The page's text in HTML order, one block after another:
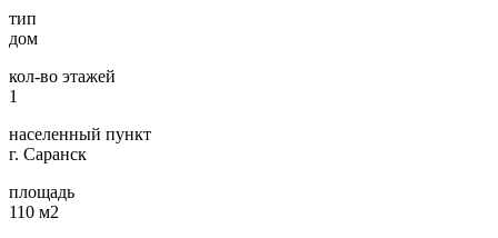
тип
дом
кол-во этажей
1
населенный пункт
г. Саранск
площадь
110 м2